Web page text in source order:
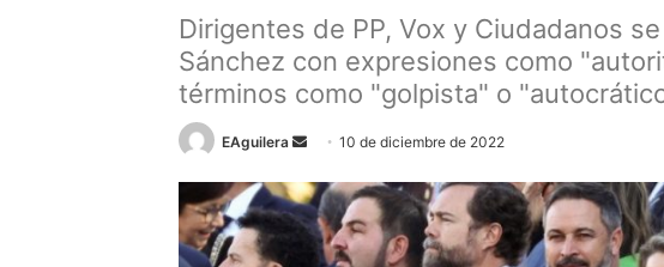
Dirigentes de PP, Vox y Ciudadanos
Sánchez con expresiones como
términos como "golpista" o
EAguilera
Send
email
10 de diciembre de 2022